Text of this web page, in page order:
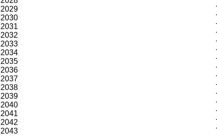
2029
2030
2031
2032
2033
2034
2035
2036
2037
2038
2039
2040
2041
2042
2043